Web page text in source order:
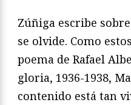
Zúñiga escribe
se olvide. Como
poema de Rafael
gloria, 1936-1938,
contenido está tan